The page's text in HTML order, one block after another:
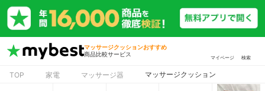
マッサージクッションおすすめ
商品比較サービス
マイページ 検索
TOP 家電 マッサージ器 マッサージクッション